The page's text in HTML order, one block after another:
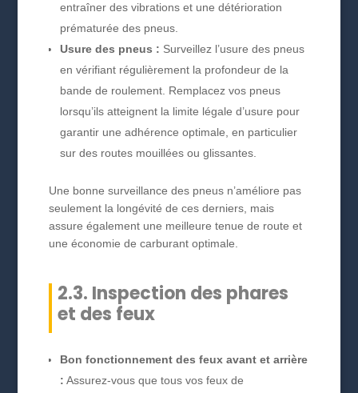
entraîner des vibrations et une détérioration
prématurée des pneus.
Usure des pneus : Surveillez l’usure des pneus
en vérifiant régulièrement la profondeur de la
bande de roulement. Remplacez vos pneus
lorsqu’ils atteignent la limite légale d’usure pour
garantir une adhérence optimale, en particulier
sur des routes mouillées ou glissantes.
Une bonne surveillance des pneus n’améliore pas
seulement la longévité de ces derniers, mais
assure également une meilleure tenue de route et
une économie de carburant optimale.
2.3. Inspection des phares
et des feux
Bon fonctionnement des feux avant et arrière
: Assurez-vous que tous vos feux de